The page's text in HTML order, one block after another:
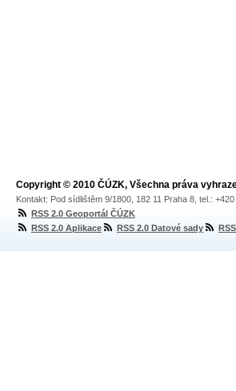
Copyright © 2010 ČÚZK, Všechna práva
Kontakt: Pod sídlištěm 9/1800, 182 11 Praha 8, tel.:
RSS 2.0 Geoportál ČÚZK
RSS 2.0 Aplikace
RSS 2.0 Datové sady